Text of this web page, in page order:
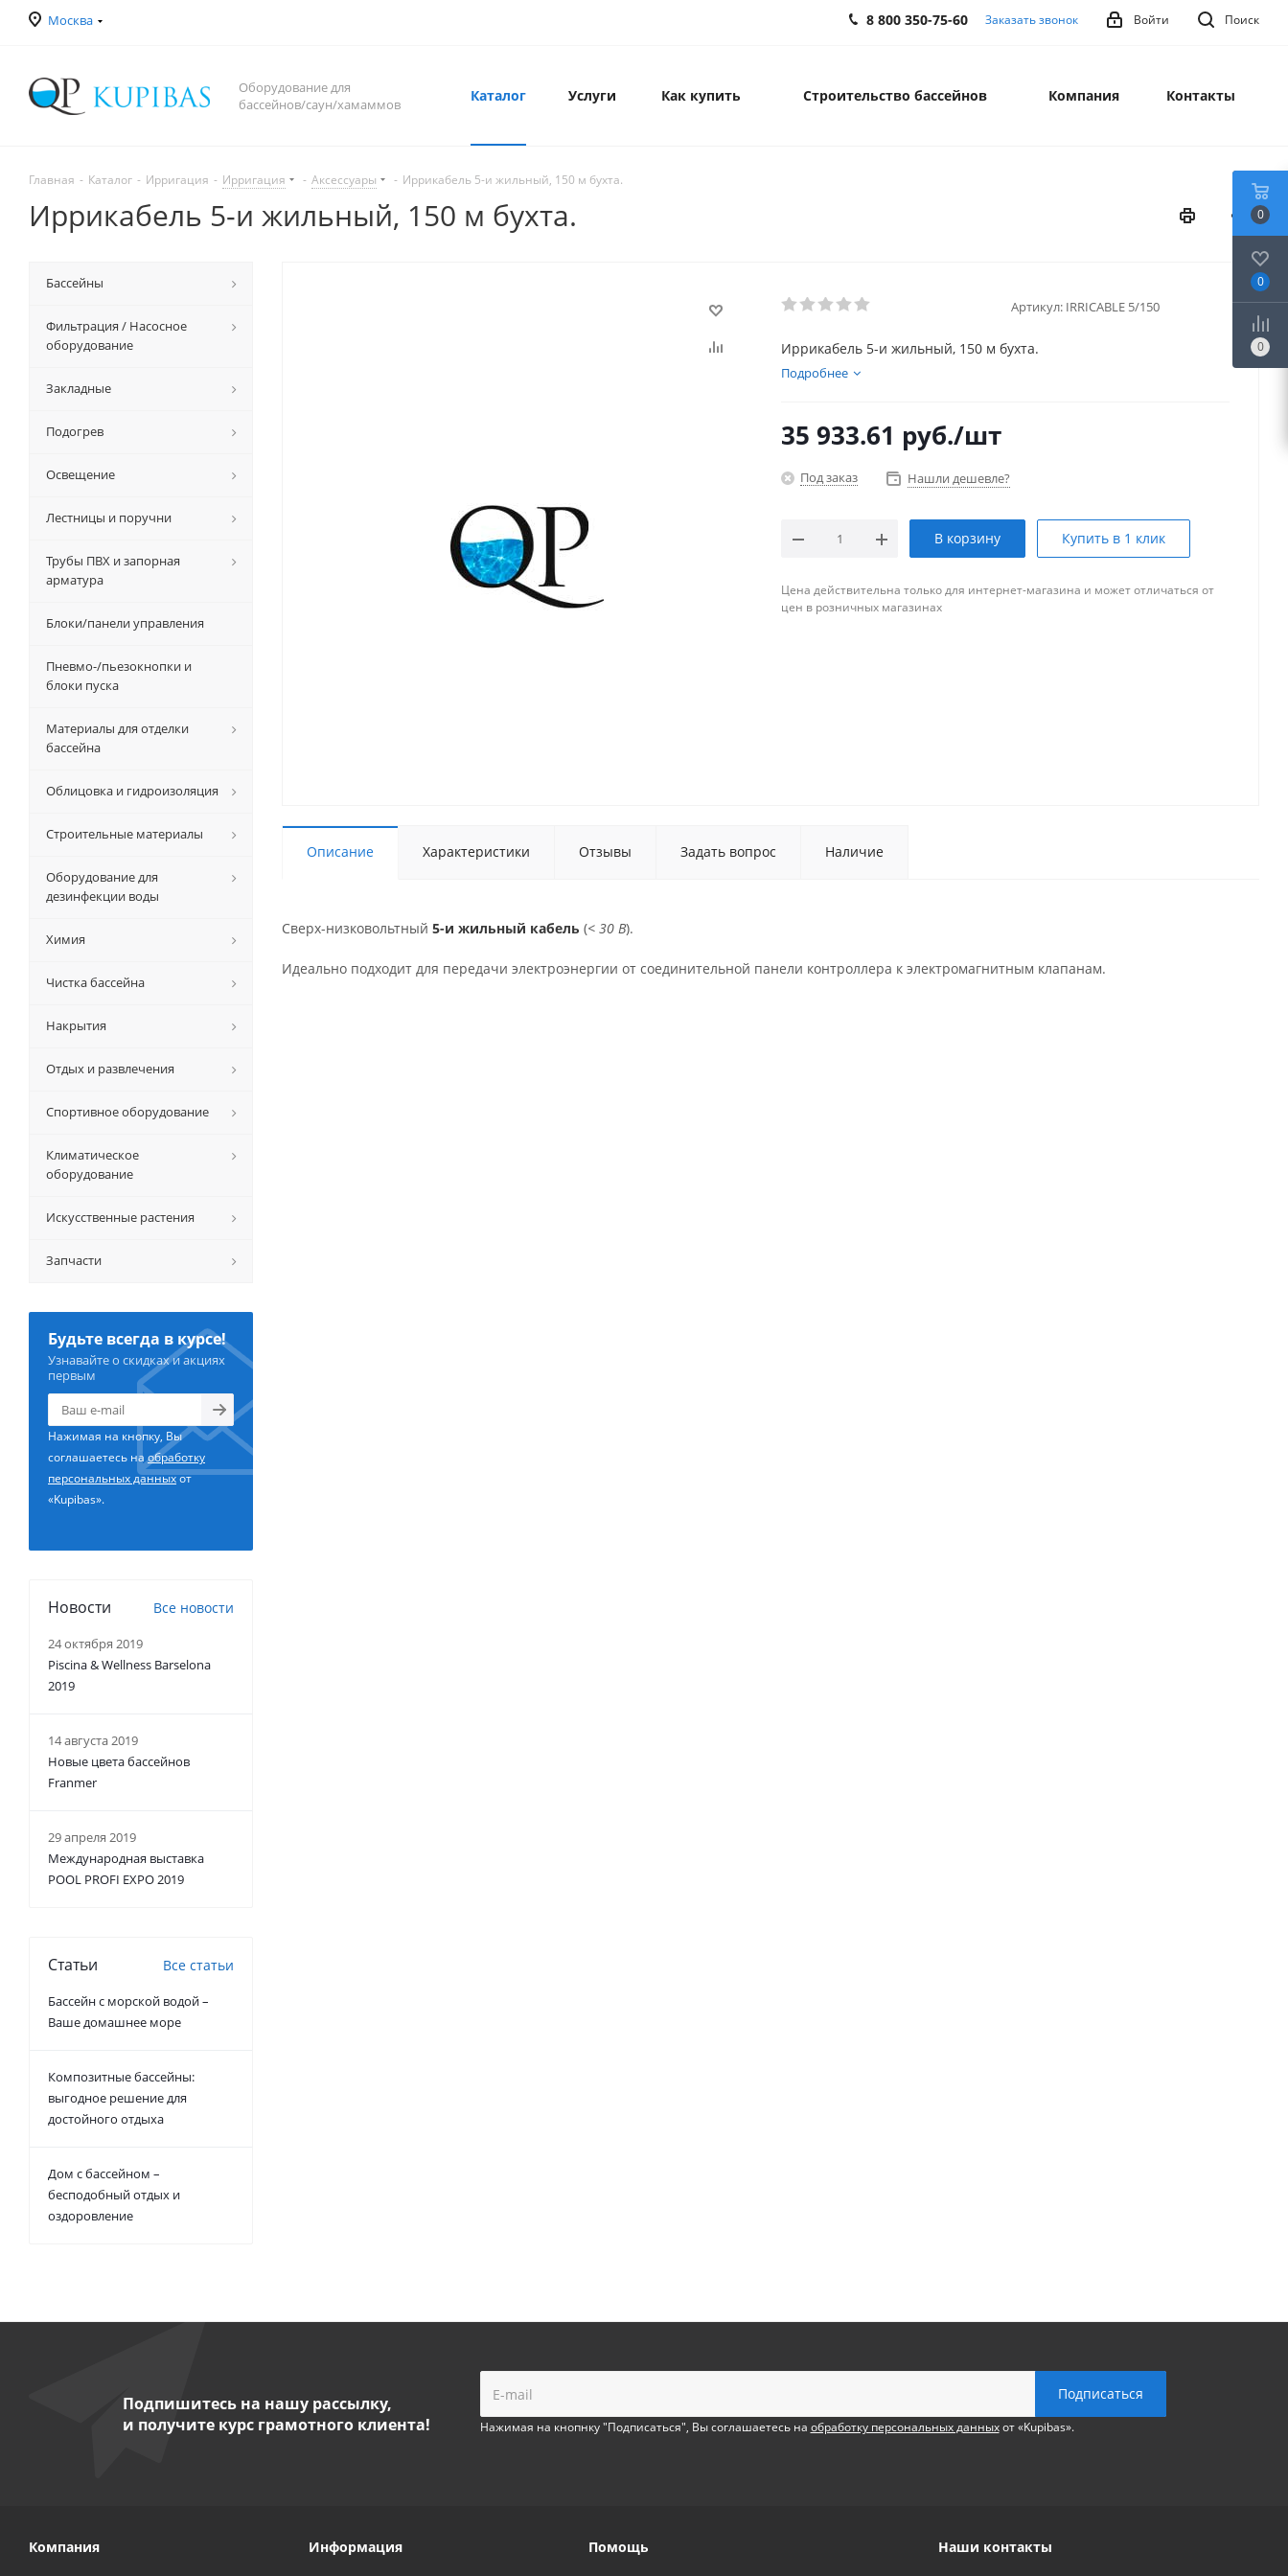
Москва Поиск
Войти
8 800 350-75-60 Заказать звонок
Оборудование для
бассейнов/саун/хамаммов
Каталог Услуги Как купить Строительство бассейнов Компания Контакты
Главная - Каталог - Ирригация - Ирригация - Аксессуары - Иррикабель 5-и жильный, 150 м бухта.
Иррикабель 5-и жильный, 150 м бухта.
Артикул: IRRICABLE 5/150
Иррикабель 5-и жильный, 150 м бухта.
Подробнее
35 933.61 руб./шт
Под заказ Нашли дешевле?
В корзину Купить в 1 клик
Цена действительна только для интернет-магазина и может отличаться от
цен в розничных магазинах
Описание Характеристики Отзывы Задать вопрос Наличие
Сверх-низковольтный 5-и жильный кабель (< 30 В).
Идеально подходит для передачи электроэнергии от соединительной панели контроллера к электромагнитным клапанам.
Бассейны
Фильтрация / Насосное
оборудование
Закладные
Подогрев
Освещение
Лестницы и поручни
Трубы ПВХ и запорная
арматура
Блоки/панели управления
Пневмо-/пьезокнопки и
блоки пуска
Материалы для отделки
бассейна
Облицовка и гидроизоляция
Строительные материалы
Оборудование для
дезинфекции воды
Химия
Чистка бассейна
Накрытия
Отдых и развлечения
Спортивное оборудование
Климатическое
оборудование
Искусственные растения
Запчасти
Будьте всегда в курсе!
Узнавайте о скидках и акциях
первым
Нажимая на кнопку, Вы
соглашаетесь наобработку
персональных данныхот
«Kupibas».
Новости Все новости
24 октября 2019
Piscina & Wellness Barselona
2019
14 августа 2019
Новые цвета бассейнов
Franmer
29 апреля 2019
Международная выставка
POOL PROFI EXPO 2019
Статьи Все статьи
Бассейн с морской водой –
Ваше домашнее море
Композитные бассейны:
выгодное решение для
достойного отдыха
Дом с бассейном –
бесподобный отдых и
оздоровление
Подпишитесь на нашу рассылку,
и получите курс грамотного клиента!
Нажимая на кнопнку "Подписаться", Вы соглашаетесь на обработку персональных данныхот «Kupibas».
Компания Информация Помощь Наши контакты
0
0
0